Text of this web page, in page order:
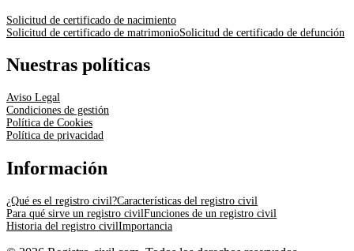
Solicitud de certificado de nacimiento
Solicitud de certificado de matrimonioSolicitud de certificado de defunción
Nuestras políticas
Aviso Legal
Condiciones de gestión
Política de Cookies
Política de privacidad
Información
¿Qué es el registro civil?Características del registro civil
Para qué sirve un registro civilFunciones de un registro civil
Historia del registro civilImportancia